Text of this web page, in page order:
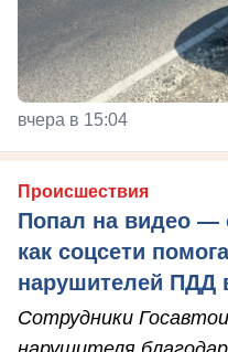
вчера в 15:04
Происшествия
Попал на видео —
как соцсети
нарушителей ПДД
Сотрудники